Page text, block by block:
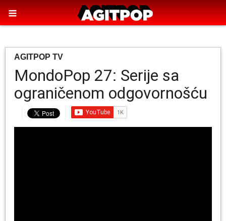
AGITPOP TV
MondoPop 27: Serije sa
ograničenom odgovornošću